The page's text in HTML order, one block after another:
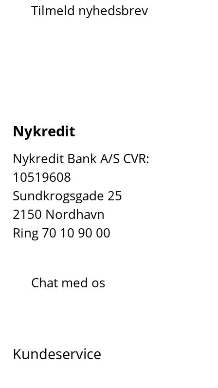
Tilmeld nyhedsbrev
Nykredit
Nykredit Bank A/S CVR:
10519608
Sundkrogsgade 25
2150 Nordhavn
Ring 70 10 90 00
Chat med os
Kundeservice